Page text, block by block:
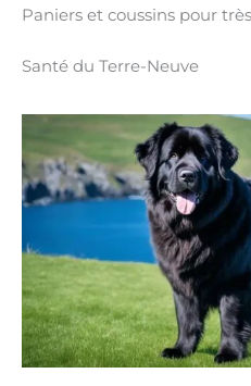
Paniers et coussins pour
Santé du Terre-Neuve